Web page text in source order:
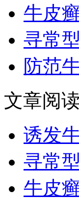
牛皮
寻常
防范
文章阅
诱发
寻常
牛皮